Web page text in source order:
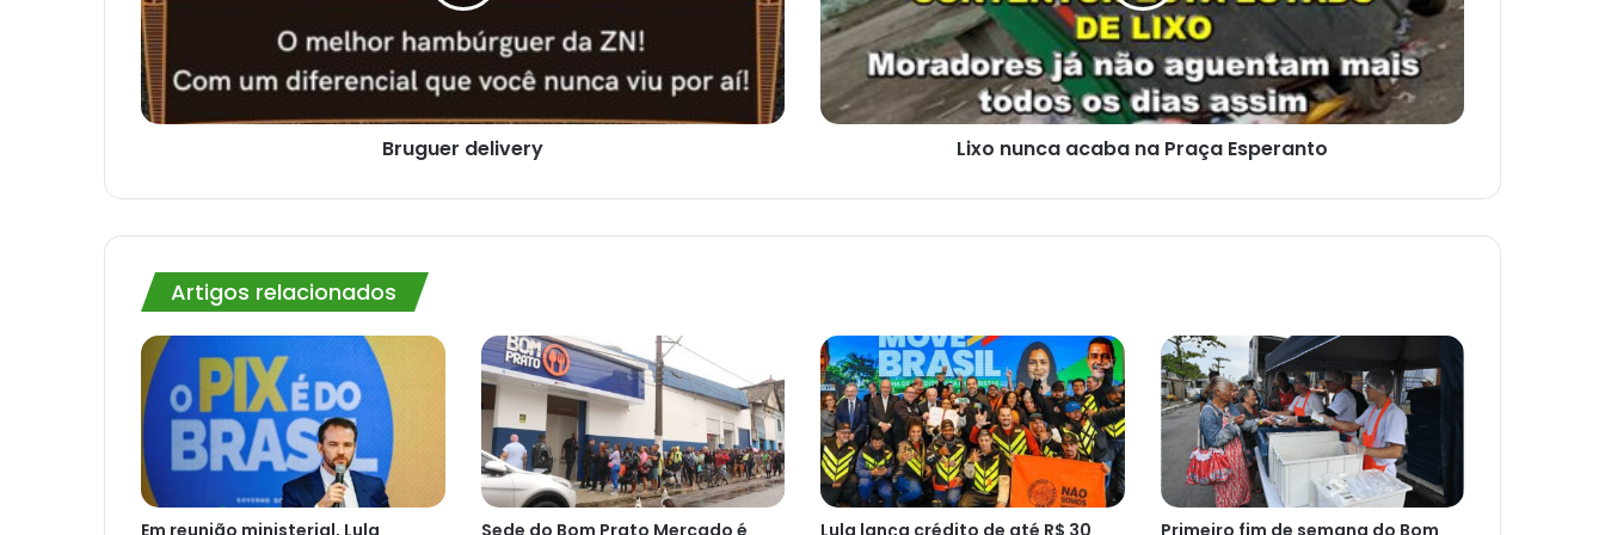
Bruguer delivery Lixo nunca acaba na Praça Esperanto
Artigos relacionados
Em reunião ministerial, Lula Sede do Bom Prato Mercado é Lula lança crédito de até R$ 30 Primeiro fim de semana do Bom